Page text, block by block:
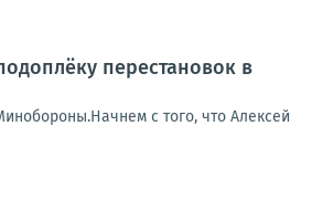
перестановок в
с того, что Алексей